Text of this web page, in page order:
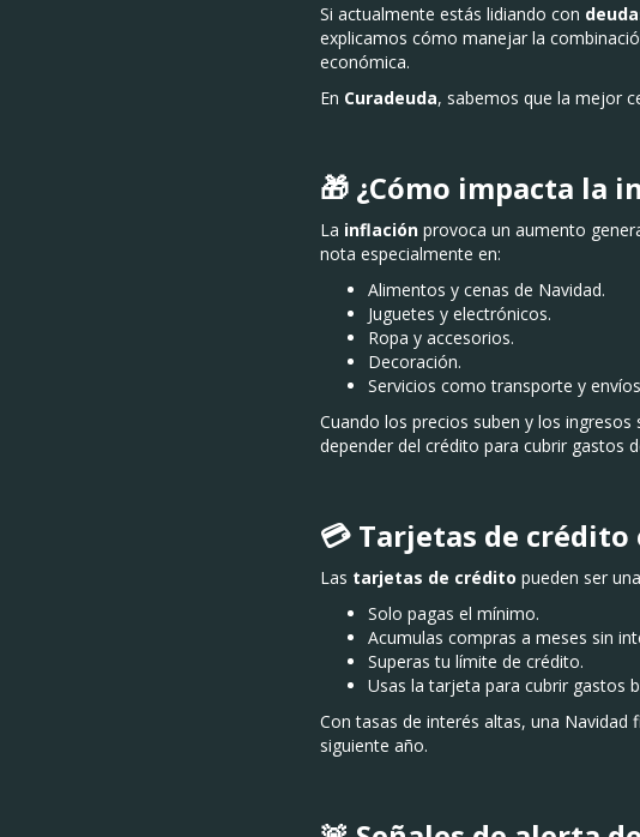
Si actualmente estás lidiando con
explicamos cómo manejar la
económica.
En Curadeuda, sabemos que la mejor
🎁 ¿Cómo impacta la
La inflación provoca un aumento
nota especialmente en:
Alimentos y cenas de Navidad.
Juguetes y electrónicos.
Ropa y accesorios.
Decoración.
Servicios como transporte y
Cuando los precios suben y los
depender del crédito para cubrir gastos
💳 Tarjetas de crédito
Las tarjetas de crédito pueden ser
Solo pagas el mínimo.
Acumulas compras a meses sin
Superas tu límite de crédito.
Usas la tarjeta para cubrir gastos
Con tasas de interés altas, una
siguiente año.